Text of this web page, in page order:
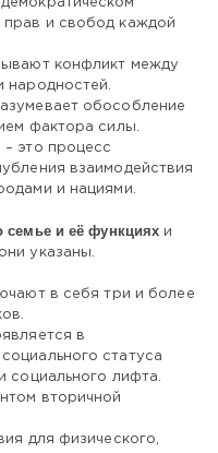
и свобод каждой
конфликт между
народностей.
обособление
фактора силы.
это процесс
взаимодействия
и нациями.
семье и её функциях и
указаны.
в себя три и более
в
статуса
социального лифта.
вторичной
для физического,